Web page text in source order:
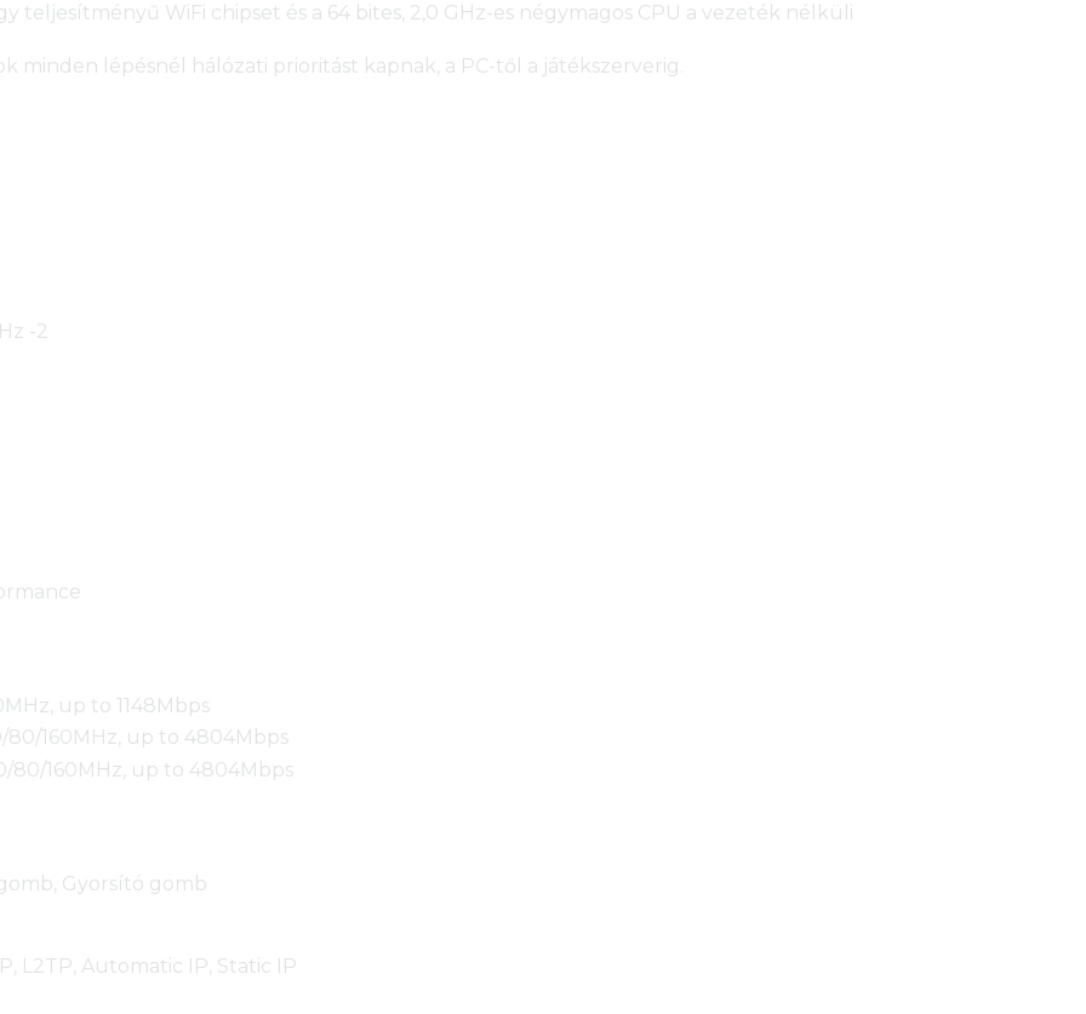
teljesítményű WiFi chipset és a 64 bites, 2,0 GHz-es négymagos CPU a vezeték nélküli
minden lépésnél hálózati prioritást kapnak, a PC-től a játékszerverig.
-2
up to 1148Mbps
80/160MHz, up to 4804Mbps
80/160MHz, up to 4804Mbps
Gyorsító gomb
L2TP, Automatic IP, Static IP